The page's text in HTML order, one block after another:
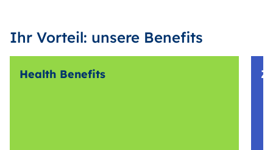
Ihr Vorteil: unsere Benefits
Health Benefits